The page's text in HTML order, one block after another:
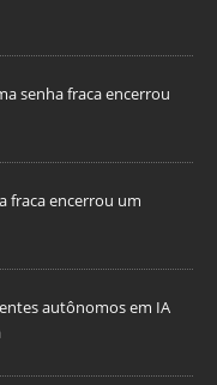
senha fraca encerrou
fraca encerrou um
autônomos em IA